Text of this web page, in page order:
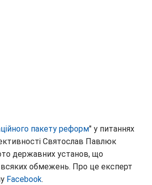
пакету реформ" у питаннях
Святослав Павлюк
державних установ, що
обмежень. Про це експерт
Facebook.